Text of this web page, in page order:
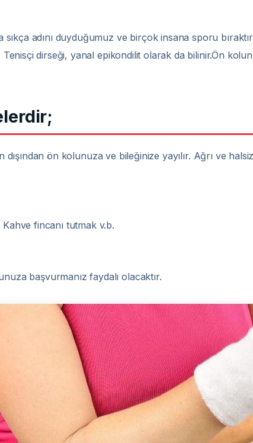
adını duyduğumuz ve birçok insana sporu
dirseği, yanal epikondilit olarak da bilinir.Ön
ön kolunuza ve bileğinize yayılır. Ağrı ve
fincanı tutmak v.b.
başvurmanız faydalı olacaktır.